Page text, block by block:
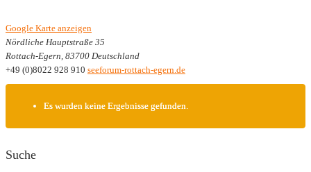
Google Karte anzeigen
Nördliche Hauptstraße 35
Rottach-Egern 83700 Deutschland
+49 (0)8022 928 910 seeforum-rottach-egern.de
Es wurden keine Ergebnisse gefunden.
Suche